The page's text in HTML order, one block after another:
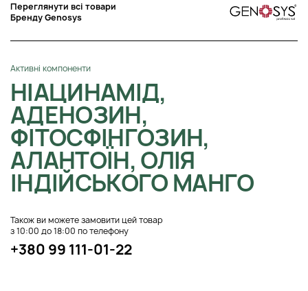
Переглянути всі товари
Бренду Genosys
Активні компоненти
НІАЦИНАМІД,
АДЕНОЗИН,
ФІТОСФІНГОЗИН,
АЛАНТОЇН, ОЛІЯ
ІНДІЙСЬКОГО МАНГО
Також ви можете замовити цей товар
з 10:00 до 18:00 по телефону
+380 99 111-01-22